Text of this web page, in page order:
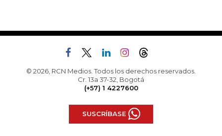
© 2026, RCN Medios. Todos los derechos reservados.
Cr. 13a 37-32, Bogotá
(+57) 1 4227600
SUSCRÍBASE